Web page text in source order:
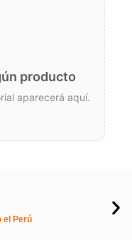
producto
aparecerá aquí.
el Perú